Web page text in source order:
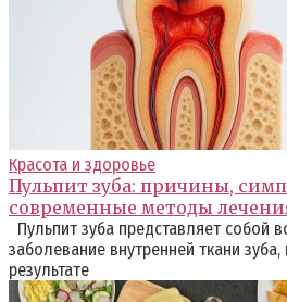
Красота и здоровье
Пульпит зуба: причины,
современные методы
Пульпит зуба представляет собой
заболевание внутренней ткани
результате